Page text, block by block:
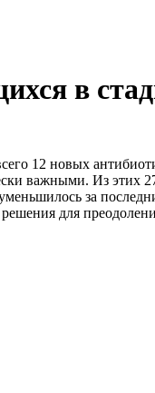
в
12 новых
важными. Из этих
за
для